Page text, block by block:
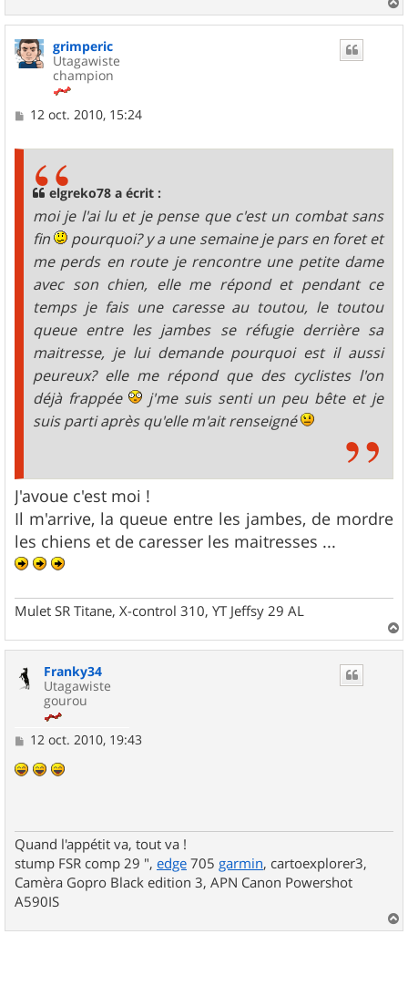
a
u
grimperic
Utagawiste
champion
M12 oct. 2010, 15:24
elgreko78 a écrit :
moi je l'ai lu et je pense que c'est un combat sans
fin
pourquoi? y a une semaine je pars en foret et
me perds en route je rencontre une petite dame
avec son chien, elle me répond et pendant ce
temps je fais une caresse au toutou, le toutou
queue entre les jambes se réfugie derrière sa
maitresse, je lui demande pourquoi est il aussi
peureux? elle me répond que des cyclistes l'on
déjà frappée
j'me suis senti un peu bête et je
suis parti après qu'elle m'ait renseigné
J'avoue c'est moi !
Il m'arrive, la queue entre les jambes, de mordre
les chiens et de caresser les maitresses ...
Mulet SR Titane, X-control 310, YT Jeffsy 29 AL
a
Franky34
Utagawiste
gourou
M
s
12 oct. 2010, 19:43
Quand l'appétit va, tout va !
stump FSR comp 29 ", edge 705 garmin, cartoexplorer3,
Camèra Gopro Black edition 3, APN Canon Powershot
A590IS
a